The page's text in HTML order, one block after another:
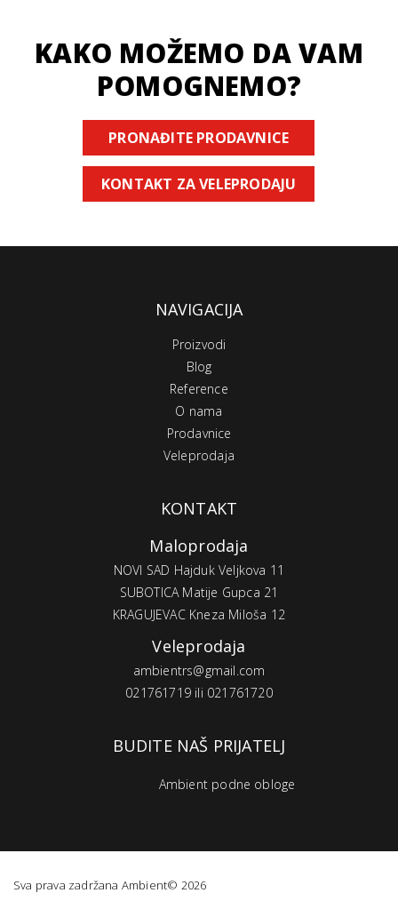
KAKO MOŽEMO DA VAM
POMOGNEMO?
PRONAĐITE PRODAVNICE
KONTAKT ZA VELEPRODAJU
NAVIGACIJA
Proizvodi
Blog
Reference
O nama
Prodavnice
Veleprodaja
KONTAKT
Maloprodaja
NOVI SAD Hajduk Veljkova 11
SUBOTICA Matije Gupca 21
KRAGUJEVAC Kneza Miloša 12
Veleprodaja
ambientrs@gmail.com
021761719 ili 021761720
BUDITE NAŠ PRIJATELJ
Ambient podne obloge
Sva prava zadržana Ambient© 2026